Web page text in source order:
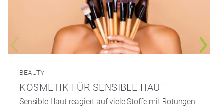
BEAUTY
KOSMETIK FÜR SENSIBLE HAUT
Sensible Haut reagiert auf viele Stoffe mit Rötungen